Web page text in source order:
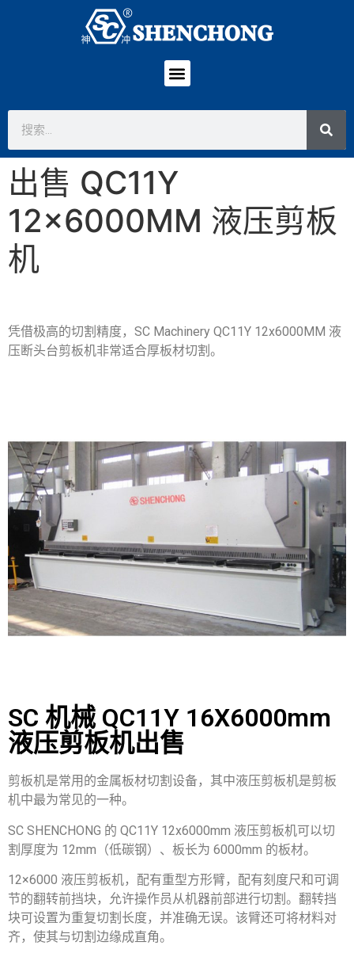
出售 QC11Y
12x6000MM 液压剪板
机
凭借极高的切割精度，SC Machinery QC11Y 12x6000MM 液
压断头台剪板机非常适合厚板材切割。
SC 机械 QC11Y 16X6000mm
液压剪板机出售
剪板机是常用的金属板材切割设备，其中液压剪板机是剪板
机中最为常见的一种。
SC SHENCHONG 的 QC11Y 12x6000mm 液压剪板机可以切
割厚度为 12mm（低碳钢）、板长为 6000mm 的板材。
12×6000 液压剪板机，配有重型方形臂，配有刻度尺和可调
节的翻转前挡块，允许操作员从机器前部进行切割。翻转挡
块可设置为重复切割长度，并准确无误。该臂还可将材料对
齐，使其与切割边缘成直角。